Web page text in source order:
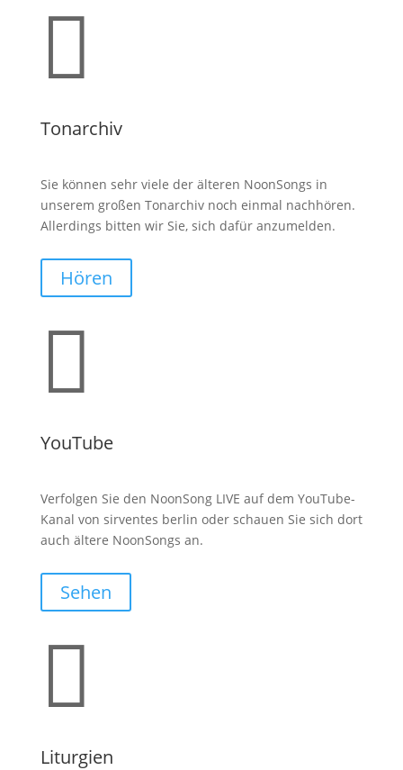

Tonarchiv
Sie können sehr viele der älteren NoonSongs in
unserem großen Tonarchiv noch einmal nachhören.
Allerdings bitten wir Sie, sich dafür anzumelden.
Hören

YouTube
Verfolgen Sie den NoonSong LIVE auf dem YouTube-
Kanal von sirventes berlin oder schauen Sie sich dort
auch ältere NoonSongs an.
Sehen

Liturgien